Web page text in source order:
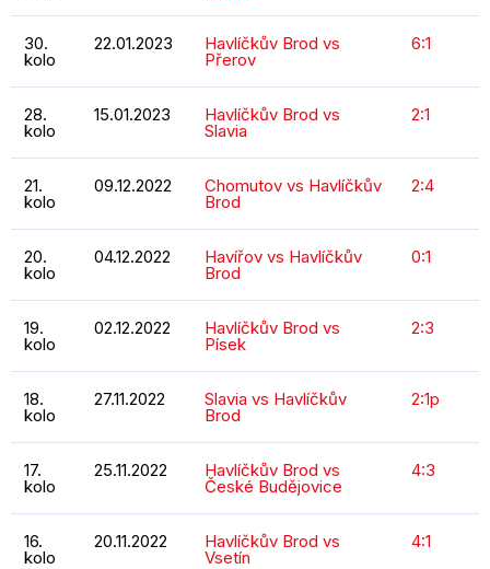
30.
kolo
22.01.2023 Havlíčkův Brod vs
Přerov
6:1
28.
kolo
15.01.2023 Havlíčkův Brod vs
Slavia
2:1
21.
kolo
09.12.2022 Chomutov vs Havlíčkův
Brod
2:4
20.
kolo
04.12.2022 Havířov vs Havlíčkův
Brod
0:1
19.
kolo
02.12.2022 Havlíčkův Brod vs
Písek
2:3
18.
kolo
27.11.2022 Slavia vs Havlíčkův
Brod
2:1p
17.
kolo
25.11.2022 Havlíčkův Brod vs
České Budějovice
4:3
16.
kolo
20.11.2022 Havlíčkův Brod vs
Vsetín
4:1